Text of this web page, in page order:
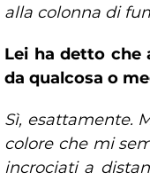
alla colonna di
Lei ha detto che
da qualcosa o
Sì, esattamente.
colore che mi
incrociati a